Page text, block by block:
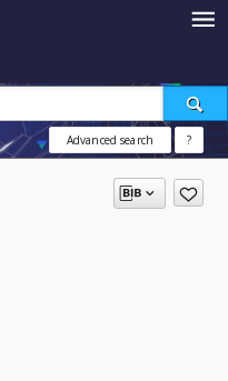
Advanced search ?